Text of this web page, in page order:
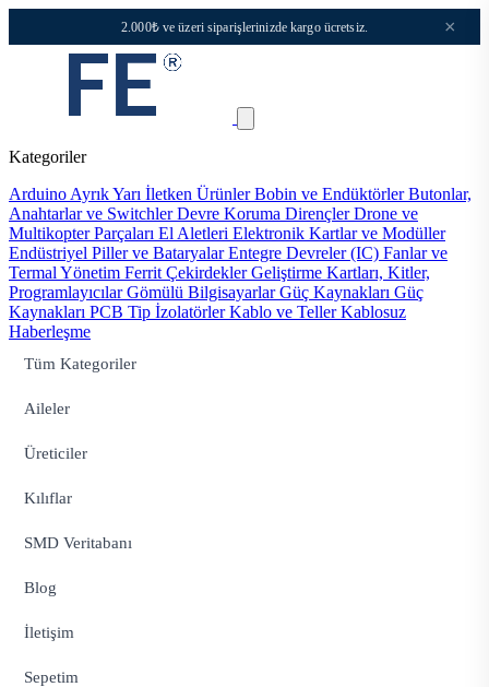
2.000₺ ve üzeri siparişlerinizde kargo ücretsiz. ×
Kategoriler
Arduino Ayrık Yarı İletken ÜrünlerBobin ve EndüktörlerButonlar,
Anahtarlar ve SwitchlerDevre Koruma DirençlerDrone ve
Multikopter Parçaları El Aletleri Elektronik Kartlar ve Modüller
Endüstriyel Piller ve BataryalarEntegre Devreler (IC) Fanlar ve
Termal Yönetim Ferrit ÇekirdeklerGeliştirme Kartları, Kitler,
ProgramlayıcılarGömülü BilgisayarlarGüç Kaynakları Güç
Kaynakları PCB Tip İzolatörlerKablo ve TellerKablosuz
Haberleşme
Tüm Kategoriler
Aileler
Üreticiler
Kılıflar
SMD Veritabanı
Blog
İletişim
Sepetim